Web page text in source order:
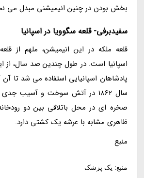
بخش بودن در چنین انیمیشنی مبدل می
سفیدبرفی- قلعه سگوویا در اسپانیا
قلعه ملکه در این انیمیشن، ملهم از
اسپانیا است. در طول چندین صد سال، از
پادشاهان اسپانیایی استفاده می شد تا آن
سال 1862 در آتش سوخت و آسیب
صخره ای در محل باتلاقی بین دو
ظاهری مشابه با عرشه یک کشتی دارد.
منبع
منبع: یک پزشک